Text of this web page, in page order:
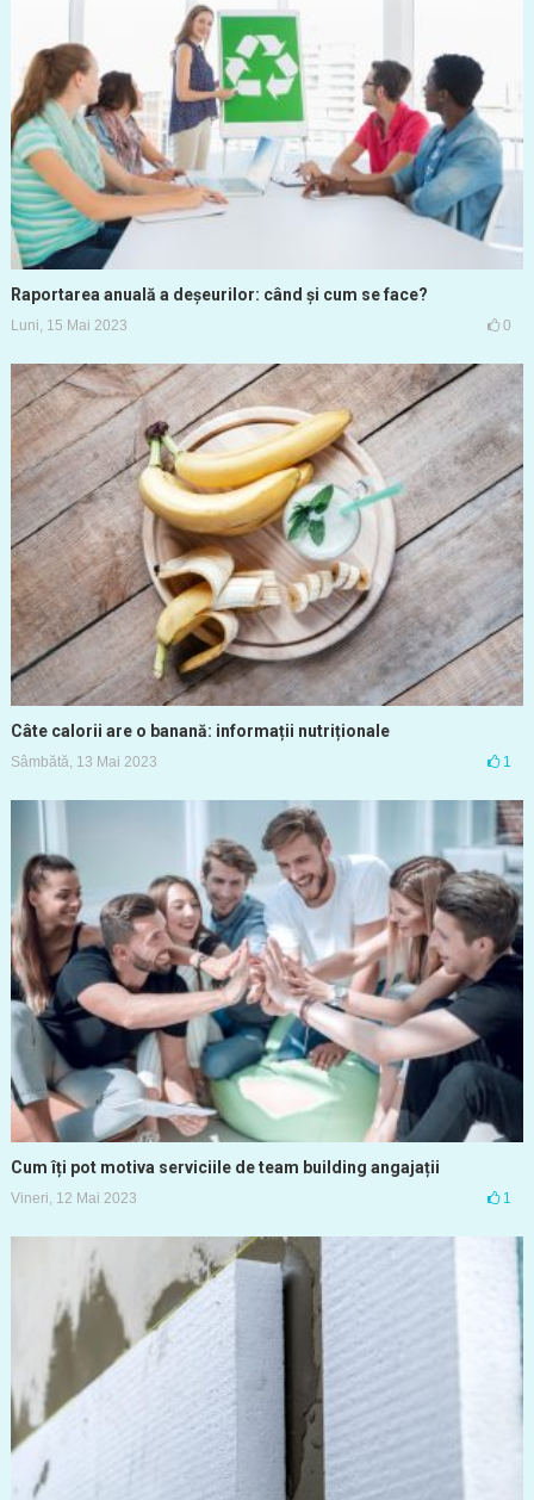
Raportarea anuală a deșeurilor: când și cum se face?
Luni, 15 Mai 2023 0
Câte calorii are o banană: informații nutriționale
Sâmbătă, 13 Mai 2023 1
Cum îți pot motiva serviciile de team building angajații
Vineri, 12 Mai 2023 1